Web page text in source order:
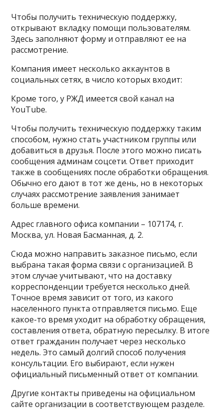
Чтобы получить техническую поддержку,
открывают вкладку помощи пользователям.
Здесь заполняют форму и отправляют ее на
рассмотрение.
Компания имеет несколько аккаунтов в
социальных сетях, в число которых входит:
Кроме того, у РЖД имеется свой канал на
YouTube.
Чтобы получить техническую поддержку таким
способом, нужно стать участником группы или
добавиться в друзья. После этого можно писать
сообщения админам соцсети. Ответ приходит
также в сообщениях после обработки обращения.
Обычно его дают в тот же день, но в некоторых
случаях рассмотрение заявления занимает
больше времени.
Адрес главного офиса компании – 107174, г.
Москва, ул. Новая Басманная, д. 2.
Сюда можно направить заказное письмо, если
выбрана такая форма связи с организацией. В
этом случае учитывают, что на доставку
корреспонденции требуется несколько дней.
Точное время зависит от того, из какого
населенного пункта отправляется письмо. Еще
какое-то время уходит на обработку обращения,
составления ответа, обратную пересылку. В итоге
ответ гражданин получает через несколько
недель. Это самый долгий способ получения
консультации. Его выбирают, если нужен
официальный письменный ответ от компании.
Другие контакты приведены на официальном
сайте организации в соответствующем разделе.